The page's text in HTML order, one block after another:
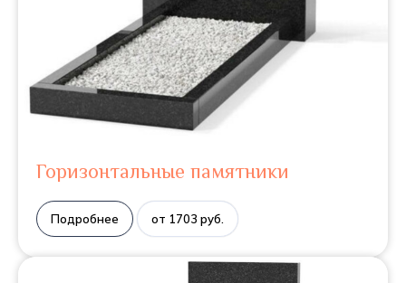
Горизонтальные памятники
Подробнее от 1703 руб.